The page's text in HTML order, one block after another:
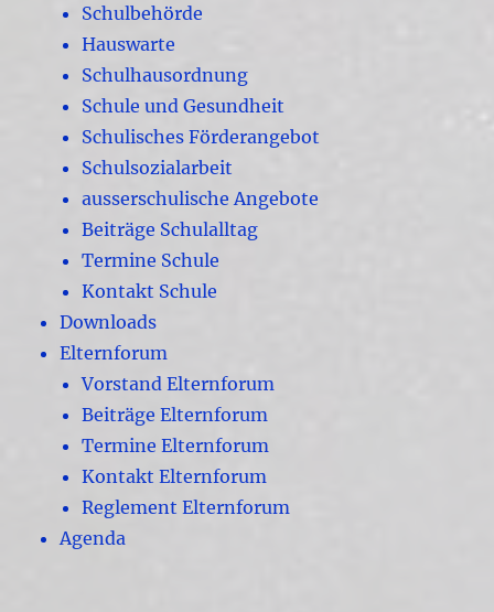
Schulbehörde
Hauswarte
Schulhausordnung
Schule und Gesundheit
Schulisches Förderangebot
Schulsozialarbeit
ausserschulische Angebote
Beiträge Schulalltag
Termine Schule
Kontakt Schule
Downloads
Elternforum
Vorstand Elternforum
Beiträge Elternforum
Termine Elternforum
Kontakt Elternforum
Reglement Elternforum
Agenda